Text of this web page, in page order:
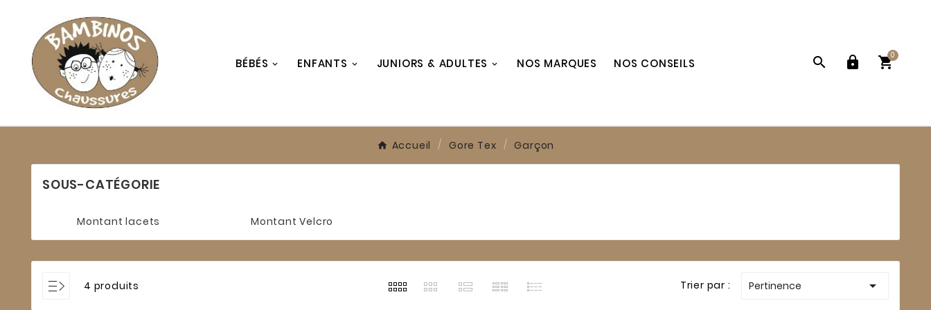
BÉBÉS ENFANTS JUNIORS & ADULTES NOS MARQUES NOS CONSEILS   
0
Accueil Gore Tex Garçon
SOUS-CATÉGORIE
Montant lacets Montant Velcro
4 produits Trier par : Pertinence 